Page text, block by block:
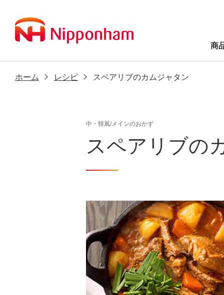
商
ホーム レシピ スペアリブのカムジャタン
中・韓風/メインのおかず
スペアリブの